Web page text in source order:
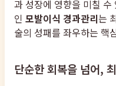
과 성장에 영향을 미칠
인 모발이식 경과관리는
술의 성패를 좌우하는 핵
단순한 회복을 넘어,